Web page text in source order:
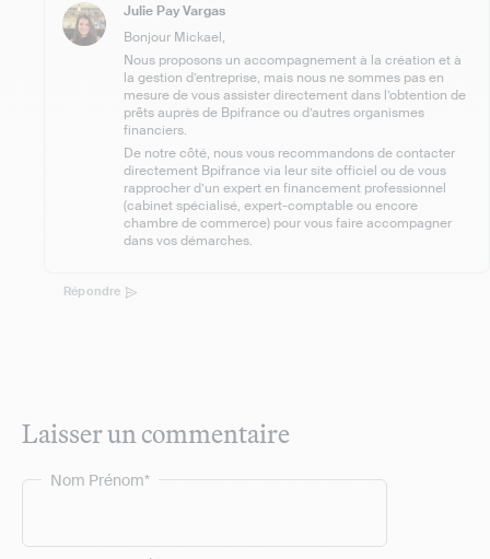
Julie Pay Vargas
Bonjour Mickael,
Nous proposons un accompagnement à la création et à
la gestion d’entreprise, mais nous ne sommes pas en
mesure de vous assister directement dans l’obtention de
prêts auprès de Bpifrance ou d’autres organismes
financiers.
De notre côté, nous vous recommandons de contacter
directement Bpifrance via leur site officiel ou de vous
rapprocher d’un expert en financement professionnel
(cabinet spécialisé, expert-comptable ou encore
chambre de commerce) pour vous faire accompagner
dans vos démarches.
Répondre
Laisser un commentaire
Nom Prénom*